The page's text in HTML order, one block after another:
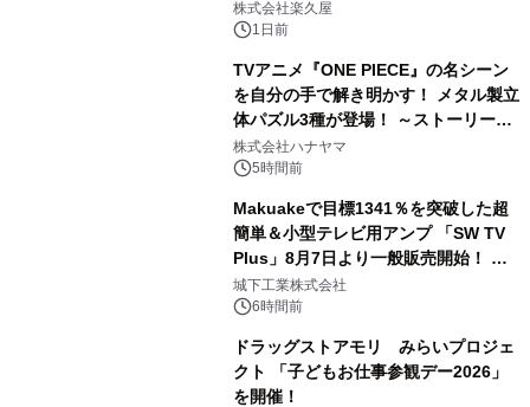
メニューを提供
株式会社楽久屋
1日前
TVアニメ『ONE PIECE』の名シーン
を自分の手で解き明かす！ メタル製立
体パズル3種が登場！ ～ストーリーと
ギミックが融合した 大人の体験型パズ
ルが8月7日(金)12時より先行予約受付
株式会社ハナヤマ
5時間前
Makuakeで目標1341％を突破した超
簡単＆小型テレビ用アンプ 「SW TV
Plus」8月7日より一般販売開始！ ケ
ーブル1本つなぐだけ、テレビの音が
ぐっと豊かに
城下工業株式会社
6時間前
ドラッグストアモリ みらいプロジェ
クト 「子どもお仕事参観デー2026」
を開催！